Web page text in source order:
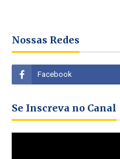
Nossas Redes
Se Inscreva no Canal